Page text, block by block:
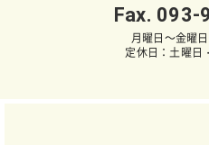
Fax.
月曜日～金曜
定休日：土曜日